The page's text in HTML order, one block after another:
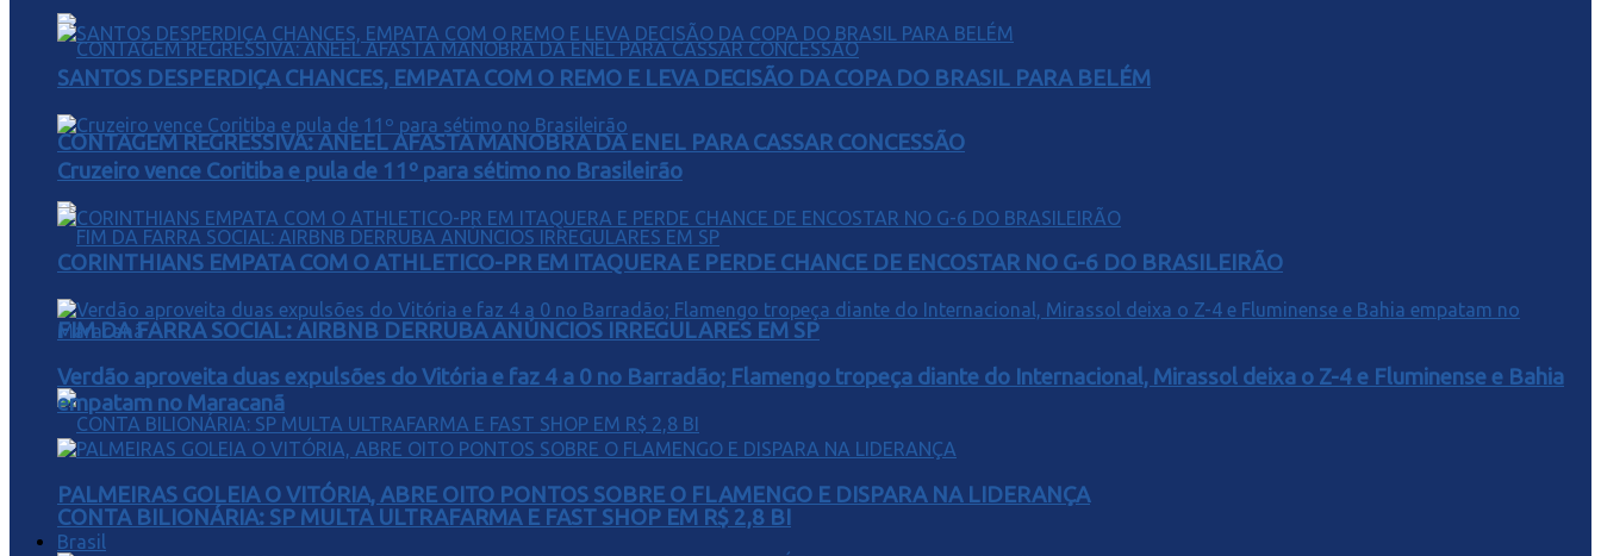
CONTAGEM REGRESSIVA: ANEEL AFASTA MANOBRA DA ENEL PARA CASSAR CONCESSÃO
FIM DA FARRA SOCIAL: AIRBNB DERRUBA ANÚNCIOS IRREGULARES EM SP
CONTA BILIONÁRIA: SP MULTA ULTRAFARMA E FAST SHOP EM R$ 2,8 BI
SANTOS DESPERDIÇA CHANCES, EMPATA COM O REMO E LEVA DECISÃO DA COPA DO BRASIL PARA BELÉM
Cruzeiro vence Coritiba e pula de 11º para sétimo no Brasileirão
CORINTHIANS EMPATA COM O ATHLETICO-PR EM ITAQUERA E PERDE CHANCE DE ENCOSTAR NO G-6 DO BRASILEIRÃO
Verdão aproveita duas expulsões do Vitória e faz 4 a 0 no Barradão; Flamengo tropeça diante do Internacional, Mirassol deixa o Z-4 e Fluminense e Bahia
empatam no Maracanã
PALMEIRAS GOLEIA O VITÓRIA, ABRE OITO PONTOS SOBRE O FLAMENGO E DISPARA NA LIDERANÇA
Brasil